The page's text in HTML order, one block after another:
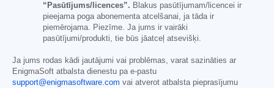
“Pasūtījums/licences”. Blakus pasūtījumam/licencei ir
pieejama poga abonementa atcelšanai, ja tāda ir
piemērojama. Piezīme. Ja jums ir vairāki
pasūtījumi/produkti, tie būs jāatceļ atsevišķi.
Ja jums rodas kādi jautājumi vai problēmas, varat sazināties ar
EnigmaSoft atbalsta dienestu pa e-pastu
support@enigmasoftware.com vai atverot atbalsta pieprasījumu